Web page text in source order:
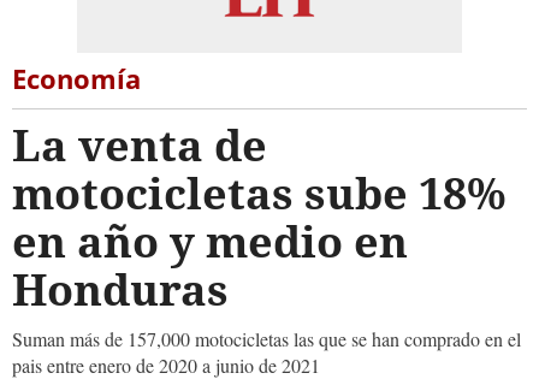
Economía
La venta de
motocicletas sube 18%
en año y medio en
Honduras
Suman más de 157,000 motocicletas las que se han comprado en el
pais entre enero de 2020 a junio de 2021